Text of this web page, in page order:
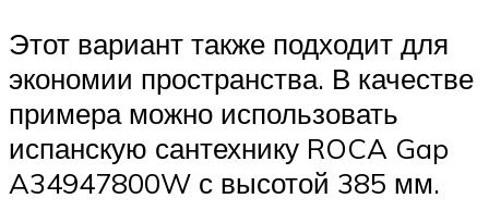
Этот вариант также подходит для
экономии пространства. В качестве
примера можно использовать
испанскую сантехнику ROCA Gap
A34947800W с высотой 385 мм.